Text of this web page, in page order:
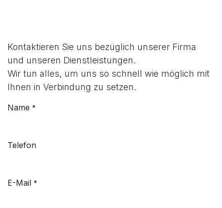
Kontaktieren Sie uns bezüglich unserer Firma
und unseren Dienstleistungen.
Wir tun alles, um uns so schnell wie möglich mit
Ihnen in Verbindung zu setzen.
Name *
Telefon
E-Mail *